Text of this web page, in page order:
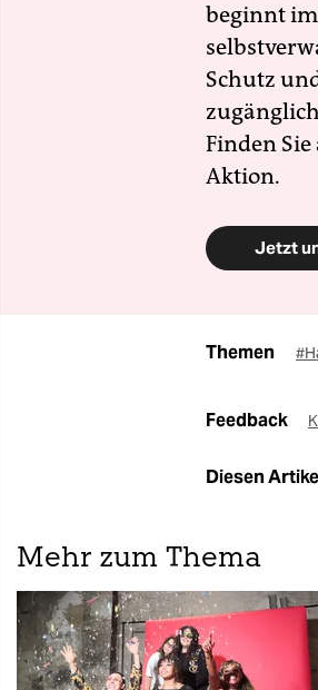
beginnt
Schutz
Finden
Aktion.
Jetzt
Themen
Feedback
Diesen
Mehr zum Thema